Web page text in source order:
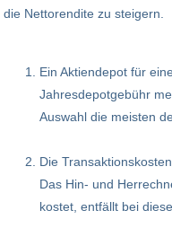
die Nettorendite zu steigern.
Ein Aktiendepot für
Jahresdepotgebühr
Auswahl die meisten
Die
Das Hin- und
kostet, entfällt bei